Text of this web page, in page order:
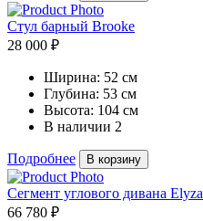
Стул барный Brooke
28 000 ₽
Ширина: 52 см
Глубина: 53 см
Высота: 104 см
В наличии 2
Подробнее В корзину
Сегмент углового дивана Elyza
66 780 ₽